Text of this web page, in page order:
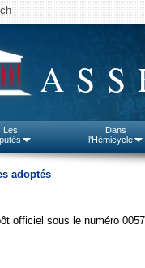
Les
Dans
l'Hémicycle
adoptés
officiel sous le numéro